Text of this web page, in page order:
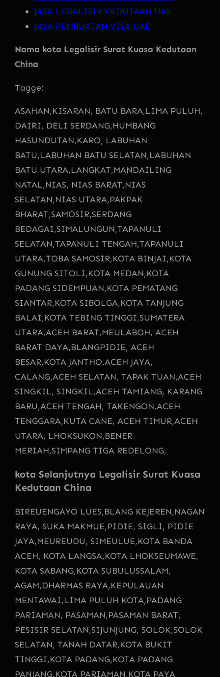
JASA LEGALISIR KEDUTAAN UAE
JASA PEMBUATAN VISA UAE
Nama kota Legalisir Surat Kuasa Kedutaan
China
Tagge:
ASAHAN,KISARAN, BATU BARA,LIMA PULUH,
DAIRI, DELI SERDANG,HUMBANG
HASUNDUTAN,KARO, LABUHAN
BATU,LABUHAN BATU SELATAN,LABUHAN
BATU UTARA,LANGKAT,MANDAILING
NATAL,NIAS, NIAS BARAT,NIAS
SELATAN,NIAS UTARA,PAKPAK
BHARAT,SAMOSIR,SERDANG
BEDAGAI,SIMALUNGUN,TAPANULI
SELATAN,TAPANULI TENGAH,TAPANULI
UTARA,TOBA SAMOSIR,KOTA BINJAI,KOTA
GUNUNG SITOLI,KOTA MEDAN,KOTA
PADANG SIDEMPUAN,KOTA PEMATANG
SIANTAR,KOTA SIBOLGA,KOTA TANJUNG
BALAI,KOTA TEBING TINGGI,SUMATERA
UTARA,ACEH BARAT,MEULABOH, ACEH
BARAT DAYA,BLANGPIDIE, ACEH
BESAR,KOTA JANTHO,ACEH JAYA,
CALANG,ACEH SELATAN, TAPAK TUAN,ACEH
SINGKIL, SINGKIL,ACEH TAMIANG, KARANG
BARU,ACEH TENGAH, TAKENGON,ACEH
TENGGARA,KUTA CANE, ACEH TIMUR,ACEH
UTARA, LHOKSUKON,BENER
MERIAH,SIMPANG TIGA REDELONG,
kota Selanjutnya Legalisir Surat Kuasa
Kedutaan China
BIREUENGAYO LUES,BLANG KEJEREN,NAGAN
RAYA, SUKA MAKMUE,PIDIE, SIGLI, PIDIE
JAYA,MEUREUDU, SIMEULUE,KOTA BANDA
ACEH, KOTA LANGSA,KOTA LHOKSEUMAWE,
KOTA SABANG,KOTA SUBULUSSALAM,
AGAM,DHARMAS RAYA,KEPULAUAN
MENTAWAI,LIMA PULUH KOTA,PADANG
PARIAMAN, PASAMAN,PASAMAN BARAT,
PESISIR SELATAN,SIJUNJUNG, SOLOK,SOLOK
SELATAN, TANAH DATAR,KOTA BUKIT
TINGGI,KOTA PADANG,KOTA PADANG
PANJANG,KOTA PARIAMAN,KOTA PAYA